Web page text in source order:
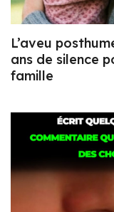
L’aveu
ans de silence
famille